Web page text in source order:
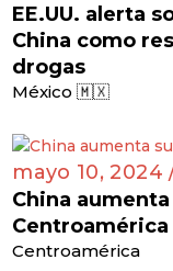
EE.UU. alerta
China como
drogas
México 🇲🇽
mayo 10, 2024
China
Centroamérica
Centroamérica